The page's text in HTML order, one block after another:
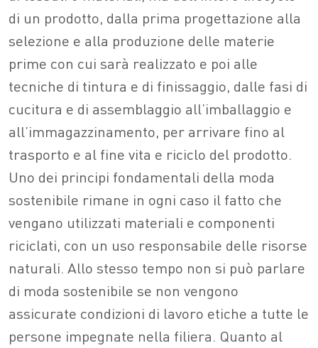
di un prodotto, dalla prima progettazione alla
selezione e alla produzione delle materie
prime con cui sarà realizzato e poi alle
tecniche di tintura e di finissaggio, dalle fasi di
cucitura e di assemblaggio all’imballaggio e
all’immagazzinamento, per arrivare fino al
trasporto e al fine vita e riciclo del prodotto.
Uno dei principi fondamentali della moda
sostenibile rimane in ogni caso il fatto che
vengano utilizzati materiali e componenti
riciclati, con un uso responsabile delle risorse
naturali. Allo stesso tempo non si può parlare
di moda sostenibile se non vengono
assicurate condizioni di lavoro etiche a tutte le
persone impegnate nella filiera. Quanto al